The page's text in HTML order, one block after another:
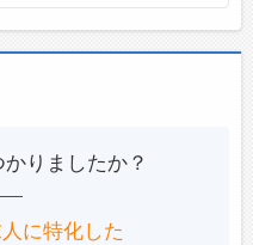
りましたか？
に特化した